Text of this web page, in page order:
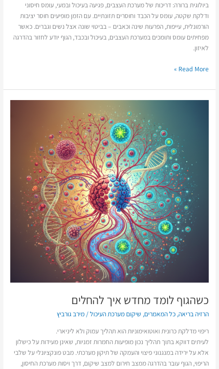
ביולוגית ברורה: דריכות של מערכת העצבים, פגיעה בעיכול ובמעי, עומס חיסוני
ודלקת שקטה, עומס על הכבד וחוסרים תזונתיים. עם הזמן מופיעים חוסר יציבות
הורמונלית, עייפות, הפרעות שינה וכאבים – בביטוי שונה אצל נשים וגברים. כאשר
מפחיתים עומס ותומכים במערכת העצבים, בעיכול ובכבד, הגוף יודע לחזור בהדרגה
לאיזון.
Read More »
כשהגוף לומד מחדש איך להחלים
הרזיה בריאה,כל המאמרים, שיקום מערכת העיכול/מירב גורביץ
ריפוי מדלקת כרונית ואוטואימוניות הוא תהליך עמוק ולא ליניארי.
לעיתים דווקא בתוך תהליך נכון מופיעות החמרות זמניות, שאינן מעידות על כישלון
אלא על ירידה במנגנוני פיצוי והעמקה של תיקון מערכתי. מבט פונקציונלי על שלבי
הריפוי, הגוף עובר בהדרגה ממצב חירום למצב שיקום, דרך ויסות מערכת החיסון,